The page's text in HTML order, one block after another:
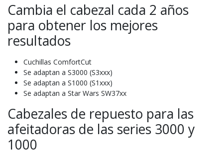
Cambia el cabezal cada 2 años
para obtener los mejores
resultados
Cuchillas ComfortCut
Se adaptan a S3000 (S3xxx)
Se adaptan a S1000 (S1xxx)
Se adaptan a Star Wars SW37xx
Cabezales de repuesto para las
afeitadoras de las series 3000 y
1000